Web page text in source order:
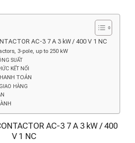
AC-3 7 A 3 kW / 400 V 1 NC
3-pole, up to 250 kW
SUẤT
KẾT NỐI
TOÁN
HÀNG
AC-3 7 A 3 kW / 400
V 1 NC